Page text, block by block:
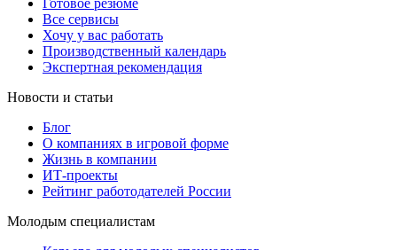
Все сервисы
Хочу у вас работать
Производственный календарь
Экспертная рекомендация
Новости и статьи
Блог
О компаниях в игровой форме
Жизнь в компании
ИТ-проекты
Рейтинг работодателей России
Молодым специалистам